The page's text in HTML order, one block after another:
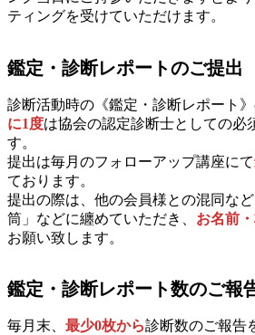
ティングを受けていただけます。
鑑定・診断レポートのご提出
診断活動時の《鑑定・診断レポート》
に1度は協会の認定診断士としての必
す。
提出は毎月のフォローアップ講座にて
ております。
提出の際は、他の会員様との混同な
筒」などに纏めていただき、 お名前
お願い致します。
鑑定・ 診断レポート数のご報
毎月末、 最少0枚から診断数のご報告